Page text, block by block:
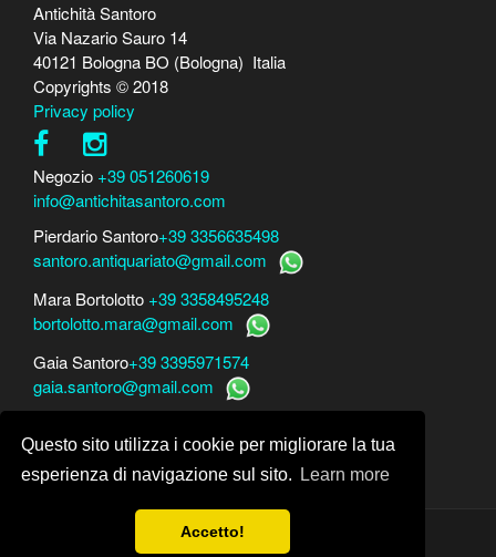
Questo sito utilizza i cookie per migliorare la tua
esperienza di navigazione sul sito.
Learn more
Accetto!
Antichità Santoro
Via Nazario Sauro 14
40121 Bologna BO (Bologna) Italia
Copyrights © 2018
Privacy policy
Negozio +39 051260619
info@antichitasantoro.com
Pierdario Santoro+39 3356635498
santoro.antiquariato@gmail.com
Mara Bortolotto +39 3358495248
bortolotto.mara@gmail.com
Gaia Santoro+39 3395971574
gaia.santoro@gmail.com
Mara Bortolottowww.perito-arte-antiquariato.it
Dario Santorowww.peritoarte.info